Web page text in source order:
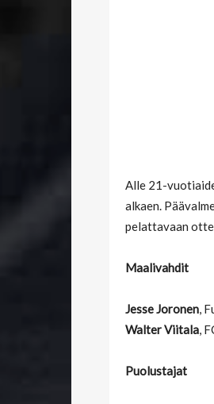
Alle 21-
alkaen.
pelattavaan
Maalivahdit
Jesse Joronen,
Walter Viitala,
Puolustajat